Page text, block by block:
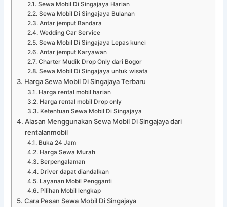
Sewa Mobil Di Singajaya Harian
Sewa Mobil Di Singajaya Bulanan
Antar jemput Bandara
Wedding Car Service
Sewa Mobil Di Singajaya Lepas kunci
Antar jemput Karyawan
Charter Mudik Drop Only dari Bogor
Sewa Mobil Di Singajaya untuk wisata
Harga Sewa Mobil Di Singajaya Terbaru
Harga rental mobil harian
Harga rental mobil Drop only
Ketentuan Sewa Mobil Di Singajaya
Alasan Menggunakan Sewa Mobil Di Singajaya dari
rentalanmobil
Buka 24 Jam
Harga Sewa Murah
Berpengalaman
Driver dapat diandalkan
Layanan Mobil Pengganti
Pilihan Mobil lengkap
Cara Pesan Sewa Mobil Di Singajaya